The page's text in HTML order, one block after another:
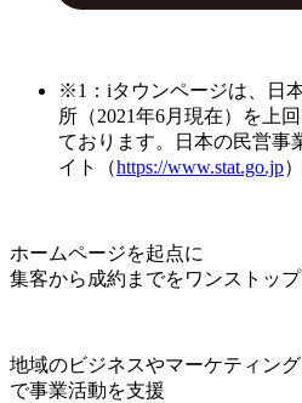
※1：iタウンページは、日
所（2021年6月現在）を上
ております。日本の民営事
イト（https://www.stat.go.jp
ホームページを起点に
集客から成約までをワンストッ
地域のビジネスやマーケティン
で事業活動を支援